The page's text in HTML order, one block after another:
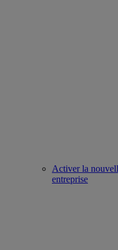
Activer la
entreprise